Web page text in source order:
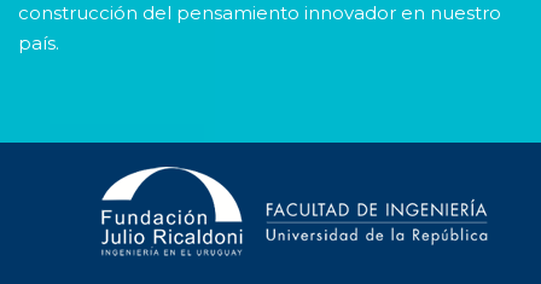
construcción del pensamiento innovador en nuestro
país.